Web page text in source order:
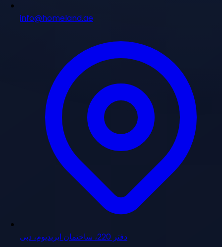
info@homeland.ae
دفتر 220، ساختمان ایریدیوم، دبی